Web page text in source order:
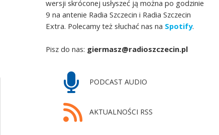
wersji skróconej usłyszeć ją można po godzinie
9 na antenie Radia Szczecin i Radia Szczecin
Extra. Polecamy też słuchać nas na Spotify.
Pisz do nas: giermasz@radioszczecin.pl
PODCAST AUDIO
AKTUALNOŚCI RSS